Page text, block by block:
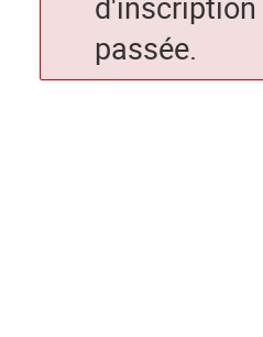
passée.